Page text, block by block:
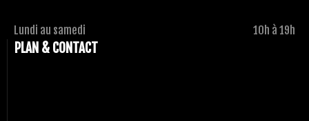
Lundi au samedi 10h à 19h
PLAN & CONTACT